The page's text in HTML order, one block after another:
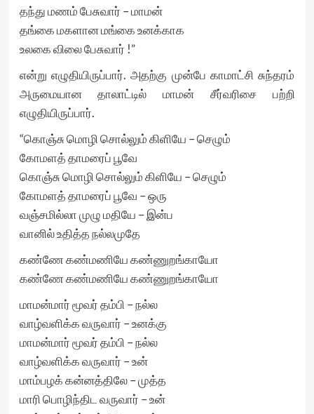
தந்து மணம் பேசுவார் – மாமன்
தங்கை மகளான மங்கை உனக்காக
உலகை விலை பேசுவார் !”
என்று எழுதியிருப்பார். அதற்கு முன்பே காமாட்சி சுந்தரம்
அருமையான தாலாட்டில் மாமன் சீர்வரிசை பற்றி
எழுதியிருப்பார்.
“கொஞ்சு மொழி சொல்லும் கிளியே – செழும்
கோமளத் தாமரைப் பூவே
கொஞ்சு மொழி சொல்லும் கிளியே – செழும்
கோமளத் தாமரைப் பூவே – ஒரு
வஞ்சமில்லா முழு மதியே – இன்ப
வானில் உதித்த நல்லமுதே
கண்ணே கண்மணியே கண்ணுறங்காயோ
கண்ணே கண்மணியே கண்ணுறங்காயோ
மாமன்மார் மூவர் தம்பி – நல்ல
வாழ்வளிக்க வருவார் – உனக்கு
மாமன்மார் மூவர் தம்பி – நல்ல
வாழ்வளிக்க வருவார் – உன்
மாம்பழக் கன்னத்திலே – முத்த
மாரி பொழிந்திட வருவார் – உன்